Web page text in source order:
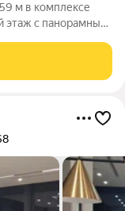
м в комплексе
Ходынское поле,